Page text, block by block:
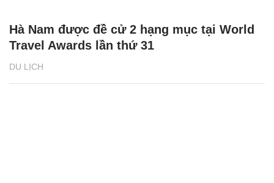
DU LỊCH
Hà Nam được đề cử 2 hạng mục tại World
Travel Awards lần thứ 31